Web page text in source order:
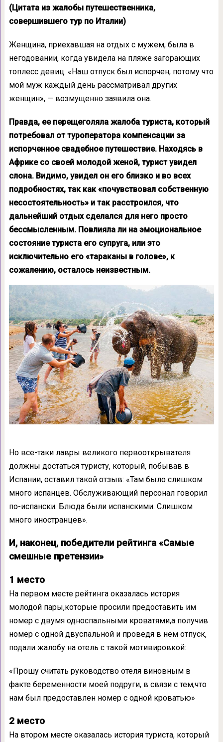
(Цитата из жалобы путешественника,
совершившего тур по Италии)
Женщина, приехавшая на отдых с мужем, была в
негодовании, когда увидела на пляже загорающих
топлесс девиц. «Наш отпуск был испорчен, потому что
мой муж каждый день рассматривал других
женщин», — возмущенно заявила она.
Правда, ее перещеголяла жалоба туриста, который
потребовал от туроператора компенсации за
испорченное свадебное путешествие. Находясь в
Африке со своей молодой женой, турист увидел
слона. Видимо, увидел он его близко и во всех
подробностях, так как «почувствовал собственную
несостоятельность» и так расстроился, что
дальнейший отдых сделался для него просто
бессмысленным. Повлияла ли на эмоциональное
состояние туриста его супруга, или это
исключительно его «тараканы в голове», к
сожалению, осталось неизвестным.
Но все-таки лавры великого первооткрывателя
должны достаться туристу, который, побывав в
Испании, оставил такой отзыв: «Там было слишком
много испанцев. Обслуживающий персонал говорил
по-испански. Блюда были испанскими. Слишком
много иностранцев».
И, наконец, победители рейтинга «Самые
смешные претензии»
1 место
На первом месте рейтинга оказалась история
молодой пары,которые просили предоставить им
номер с двумя односпальными кроватями,а получив
номер с одной двуспальной и проведя в нем отпуск,
подали жалобу на отель с такой мотивировкой:
«Прошу считать руководство отеля виновным в
факте беременности моей подруги, в связи с тем,что
нам был предоставлен номер с одной кроватью»
2 место
На втором месте оказалась история туриста, который